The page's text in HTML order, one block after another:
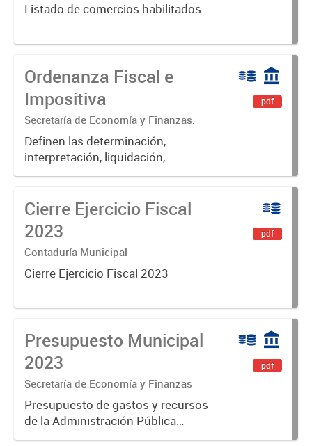
Listado de comercios habilitados
Ordenanza Fiscal e
Impositiva
Secretaría de Economía y Finanzas.
Definen las determinación,
interpretación, liquidación,
fiscalización, pago, exenciones,
intereses de las obligaciones
fiscales del Municipio de Luján.
pdf
Cierre Ejercicio Fiscal
2023
Contaduría Municipal
Cierre Ejercicio Fiscal 2023
pdf
Presupuesto Municipal
2023
Secretaría de Economía y Finanzas
Presupuesto de gastos y recursos
de la Administración Pública
Municipal para el ejercicio 2023.
pdf